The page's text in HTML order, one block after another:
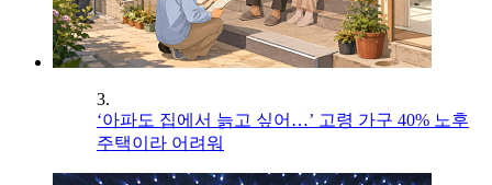
3.
‘아파도 집에서 늙고 싶어…’ 고령 가구 40% 노후
주택이라 어려워